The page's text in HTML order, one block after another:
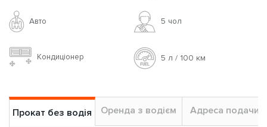
Авто 5 чoл
Кондиціонер 5 л / 100 км
Прокат без водія Оренда з водієм Адреса подачи